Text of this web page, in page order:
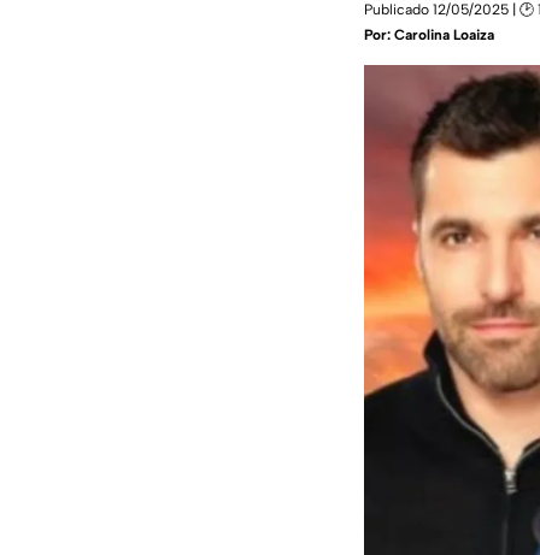
Publicado 12/05/2025 | 🕑
Por: Carolina Loaiza